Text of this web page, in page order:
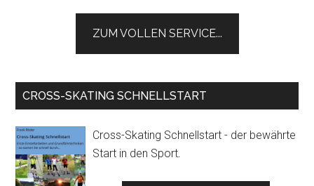
ZUM VOLLEN SERVICE...
CROSS-SKATING SCHNELLSTART
Cross-Skating Schnellstart - der bewährte
Start in den Sport.